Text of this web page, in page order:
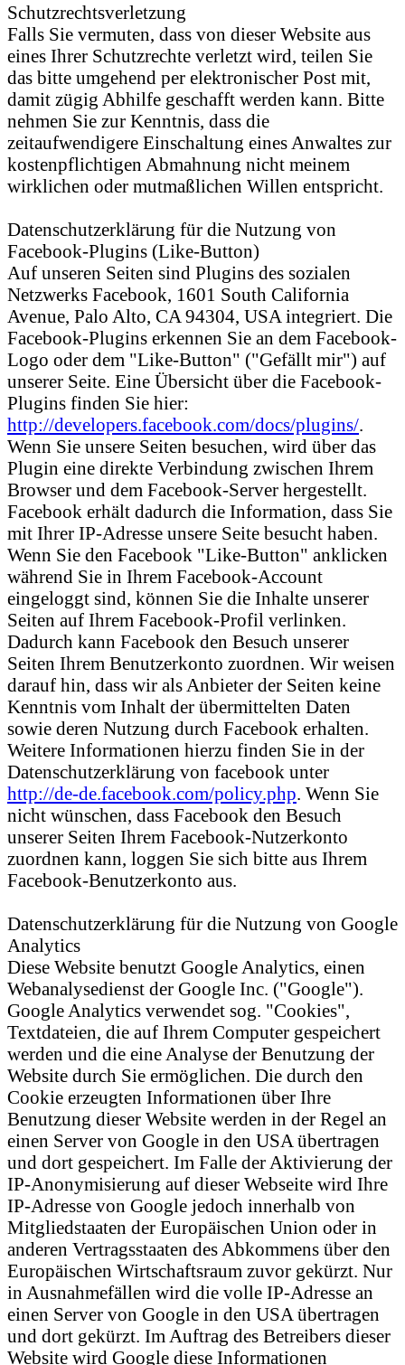
Schutzrechtsverletzung
Falls Sie vermuten, dass von dieser Website aus
eines Ihrer Schutzrechte verletzt wird, teilen Sie
das bitte umgehend per elektronischer Post mit,
damit zügig Abhilfe geschafft werden kann. Bitte
nehmen Sie zur Kenntnis, dass die
zeitaufwendigere Einschaltung eines Anwaltes zur
kostenpflichtigen Abmahnung nicht meinem
wirklichen oder mutmaßlichen Willen entspricht.
Datenschutzerklärung für die Nutzung von
Facebook-Plugins (Like-Button)
Auf unseren Seiten sind Plugins des sozialen
Netzwerks Facebook, 1601 South California
Avenue, Palo Alto, CA 94304, USA integriert. Die
Facebook-Plugins erkennen Sie an dem Facebook-
Logo oder dem "Like-Button" ("Gefällt mir") auf
unserer Seite. Eine Übersicht über die Facebook-
Plugins finden Sie hier:
http://developers.facebook.com/docs/plugins/.
Wenn Sie unsere Seiten besuchen, wird über das
Plugin eine direkte Verbindung zwischen Ihrem
Browser und dem Facebook-Server hergestellt.
Facebook erhält dadurch die Information, dass Sie
mit Ihrer IP-Adresse unsere Seite besucht haben.
Wenn Sie den Facebook "Like-Button" anklicken
während Sie in Ihrem Facebook-Account
eingeloggt sind, können Sie die Inhalte unserer
Seiten auf Ihrem Facebook-Profil verlinken.
Dadurch kann Facebook den Besuch unserer
Seiten Ihrem Benutzerkonto zuordnen. Wir weisen
darauf hin, dass wir als Anbieter der Seiten keine
Kenntnis vom Inhalt der übermittelten Daten
sowie deren Nutzung durch Facebook erhalten.
Weitere Informationen hierzu finden Sie in der
Datenschutzerklärung von facebook unter
http://de-de.facebook.com/policy.php. Wenn Sie
nicht wünschen, dass Facebook den Besuch
unserer Seiten Ihrem Facebook-Nutzerkonto
zuordnen kann, loggen Sie sich bitte aus Ihrem
Facebook-Benutzerkonto aus.
Datenschutzerklärung für die Nutzung von Google
Analytics
Diese Website benutzt Google Analytics, einen
Webanalysedienst der Google Inc. ("Google").
Google Analytics verwendet sog. "Cookies",
Textdateien, die auf Ihrem Computer gespeichert
werden und die eine Analyse der Benutzung der
Website durch Sie ermöglichen. Die durch den
Cookie erzeugten Informationen über Ihre
Benutzung dieser Website werden in der Regel an
einen Server von Google in den USA übertragen
und dort gespeichert. Im Falle der Aktivierung der
IP-Anonymisierung auf dieser Webseite wird Ihre
IP-Adresse von Google jedoch innerhalb von
Mitgliedstaaten der Europäischen Union oder in
anderen Vertragsstaaten des Abkommens über den
Europäischen Wirtschaftsraum zuvor gekürzt. Nur
in Ausnahmefällen wird die volle IP-Adresse an
einen Server von Google in den USA übertragen
und dort gekürzt. Im Auftrag des Betreibers dieser
Website wird Google diese Informationen